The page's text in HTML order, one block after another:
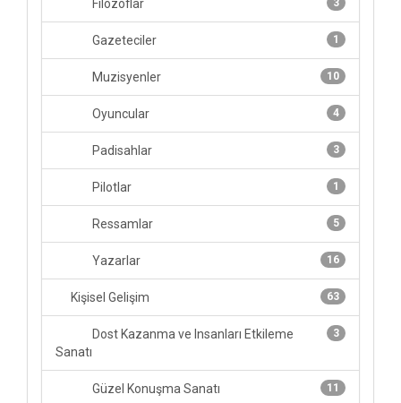
3
Filozoflar
1
Gazeteciler
10
Muzisyenler
4
Oyuncular
3
Padisahlar
1
Pilotlar
5
Ressamlar
16
Yazarlar
63
Kişisel Gelişim
3
Dost Kazanma ve Insanları Etkileme
Sanatı
11
Güzel Konuşma Sanatı